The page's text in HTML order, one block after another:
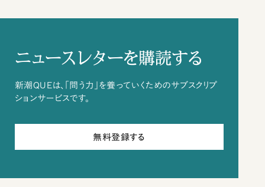
ニュースレターを購読する
新潮QUEは、「問う力」を養っていくためのサブスクリプ
ションサービスです。
無料登録する